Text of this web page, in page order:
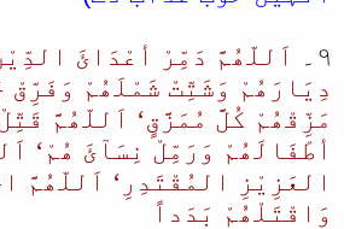
۹۔
اَللّھُمَّ دَمِّرْ أعْدَائَ
دِیَارَھُمْ وَشَتِّتْ شَمْلَھُمْ وَفَرِّقْ
مَزِّقْھُمْ کُلَّ مُمَزَّقٍ‘ اَللّھُمَّ
أطْفَالَھُمْ وَرَمِّلْ نِسَآئَ ھُمْ‘
العَزِیْزِ المُقْتَدِرِ‘ اَللّھُمَّ
وَاقْتَلْھُمْ بَدَداً